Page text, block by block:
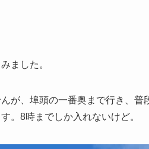
ました。
が、埠頭の一番奥まで行き、
。8時までしか入れないけど。